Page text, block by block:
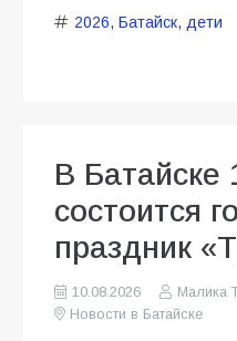
2026, Батайск, дети
В Батайске
состоится
праздник
10.08.2026
Малика
Новости в Батайске